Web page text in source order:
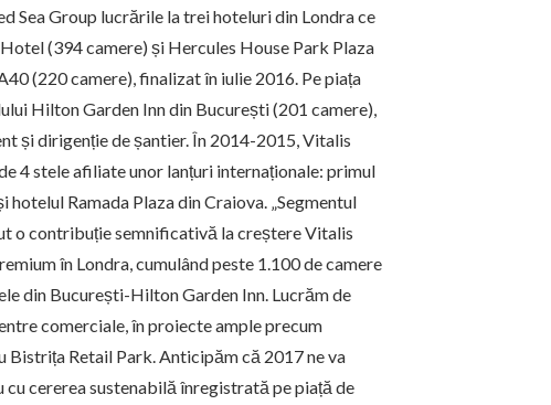
Sea Group lucrările la trei hoteluri din Londra ce
(394 camere) și Hercules House Park Plaza
(220 camere), finalizat în iulie 2016. Pe piața
Hilton Garden Inn din București (201 camere),
și dirigenție de șantier. În 2014-2015, Vitalis
4 stele afiliate unor lanțuri internaționale: primul
Ramada Plaza din Craiova. „Segmentul
o contribuție semnificativă la creștere Vitalis
în Londra, cumulând peste 1.100 de camere
din București-Hilton Garden Inn. Lucrăm de
comerciale, în proiecte ample precum
Bistrița Retail Park. Anticipăm că 2017 ne va
cererea sustenabilă înregistrată pe piață de